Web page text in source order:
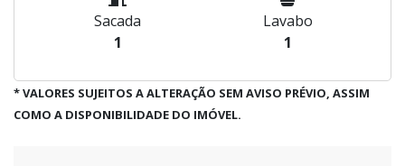
Sacada
1
Lavabo
1
* VALORES SUJEITOS A ALTERAÇÃO SEM AVISO PRÉVIO, ASSIM
COMO A DISPONIBILIDADE DO IMÓVEL.